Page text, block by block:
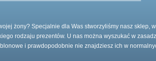
żony? Specjalnie dla Was stworzyliśmy nasz sklep,
rodzaju prezentów. U nas można wyszukać w
i prawdopodobnie nie znajdziesz ich w